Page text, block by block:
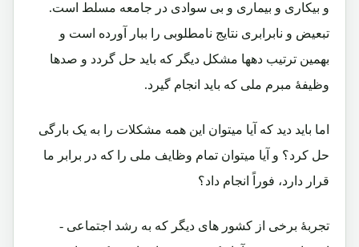
و بیکاری و بیماری و بی سوادی در جامعه مسلط است.
تبعیض و نابرابری نتایج نامطلوبی را ببار آورده است و
بهمین ترتیب دهها مشکل دیگر که باید حل گردد و صدها
وظیفۀ مبرم ملی که باید انجام گیرد.
اما باید دید که آیا میتوان این همه مشکلات را به یک بارگی
حل کرد؟ و آیا میتوان تمام وظایف ملی را که در برابر ما
قرار دارد، فوراً انجام داد؟
تجربۀ برخی از کشور های دیگر که به رشد اجتماعی -